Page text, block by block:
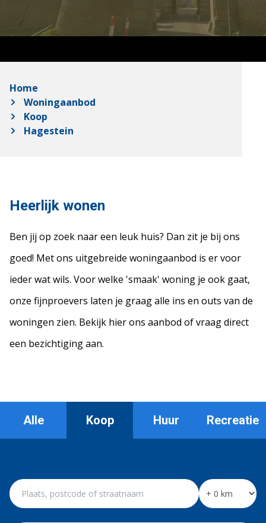
Home
Woningaanbod
Koop
Hagestein
Heerlijk wonen
Ben jij op zoek naar een leuk huis? Dan zit je bij ons
goed! Met ons uitgebreide woningaanbod is er voor
ieder wat wils. Voor welke 'smaak' woning je ook gaat,
onze fijnproevers laten je graag alle ins en outs van de
woningen zien. Bekijk hier ons aanbod of vraag direct
een bezichtiging aan.
Alle Koop Huur Recreatie